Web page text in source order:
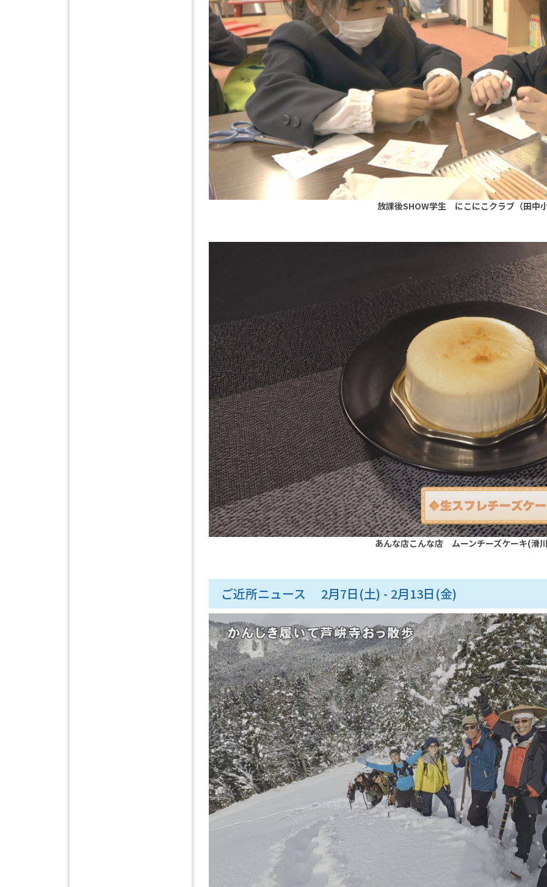
放課後SHOW学生 にこにこクラブ（田
あんな店こんな店 ムーンチーズケーキ(
ご近所ニュース 2月7日(土) - 2月13日(金)